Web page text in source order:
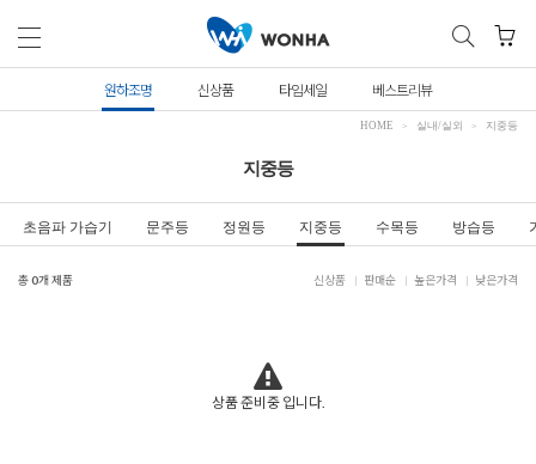
원하조명 신상품 타임세일 베스트리뷰
HOME 실내/실외 지중등
지중등
초음파 가습기 문주등 정원등 지중등 수목등 방습등
총0개 제품 신상품 판매순 높은가격 낮은가격
상품 준비중 입니다.